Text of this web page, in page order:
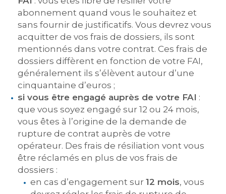
abonnement quand vous le souhaitez et
sans fournir de justificatifs. Vous devrez vous
acquitter de vos frais de dossiers, ils sont
mentionnés dans votre contrat. Ces frais de
dossiers diffèrent en fonction de votre FAI,
généralement ils s’élèvent autour d’une
cinquantaine d’euros ;
si vous être engagé auprès de votre FAI :
que vous soyez engagé sur 12 ou 24 mois,
vous êtes à l’origine de la demande de
rupture de contrat auprès de votre
opérateur. Des frais de résiliation vont vous
être réclamés en plus de vos frais de
dossiers :
en cas d’engagement sur12 mois, vous